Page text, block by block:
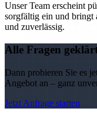
Unser Team erscheint
sorgfältig ein und bringt
und zuverlässig.
Alle Fragen
Dann probieren Sie es
Angebot an – ganz
Jetzt Anfrage starten